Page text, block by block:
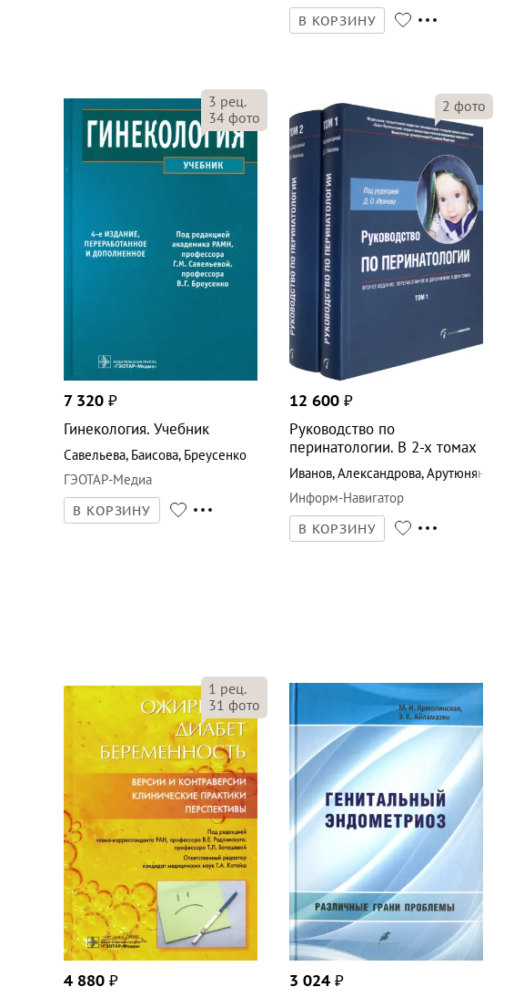
В КОРЗИНУ
3 рец.
34фото
7 320 ₽
Гинекология. Учебник
Савельева, Баисова, Бреусенко
ГЭОТАР-Медиа
В КОРЗИНУ
2 фото
12 600₽
Руководство по
перинатологии. В 2-х томах
Иванов,Александрова,Арутюнян
Информ-Навигатор
В КОРЗИНУ
1 рец.
31 фото
4 880 ₽ 3 024₽